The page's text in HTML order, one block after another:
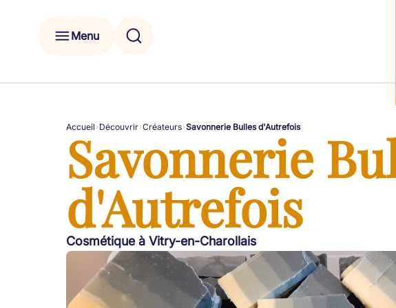
Menu
Accueil Découvrir Créateurs Savonnerie Bulles d'Autrefois
Savonnerie
d'Autrefois
Cosmétique à Vitry-en-Charollais